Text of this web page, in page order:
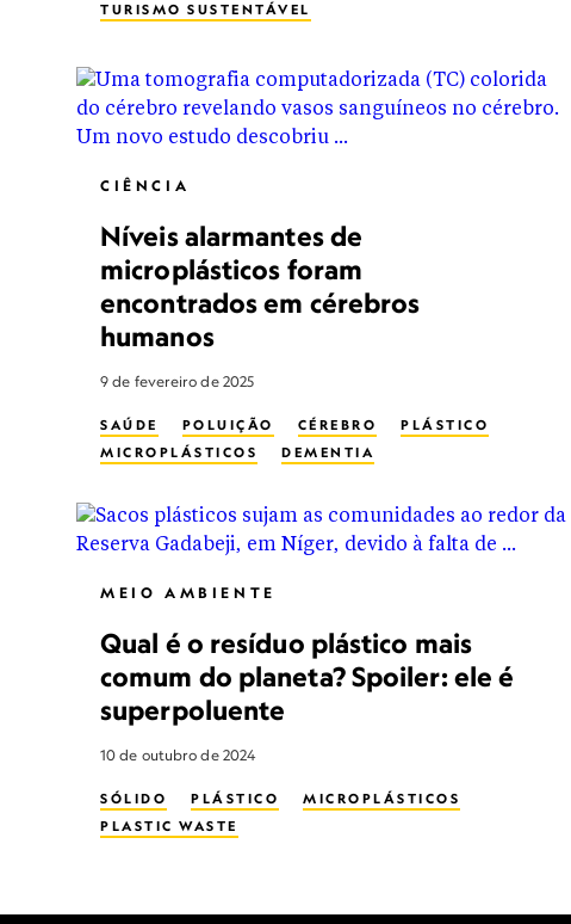
TURISMO SUSTENTÁVEL
CIÊNCIA
Níveis alarmantes de
microplásticos foram
encontrados em cérebros
humanos
9 de fevereiro de 2025
SAÚDE POLUIÇÃO CÉREBRO
PLÁSTICO
MICROPLÁSTICOS
DEMENTIA
MEIO AMBIENTE
Qual é o resíduo plástico mais
comum do planeta? Spoiler: ele é
superpoluente
10 de outubro de 2024
SÓLIDO PLÁSTICO
MICROPLÁSTICOS
PLASTIC WASTE